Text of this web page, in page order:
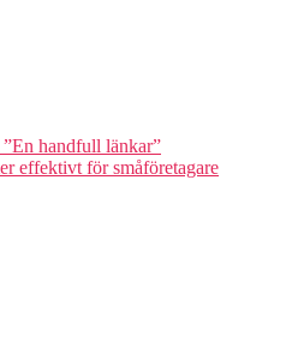
handfull länkar”
effektivt för småföretagare